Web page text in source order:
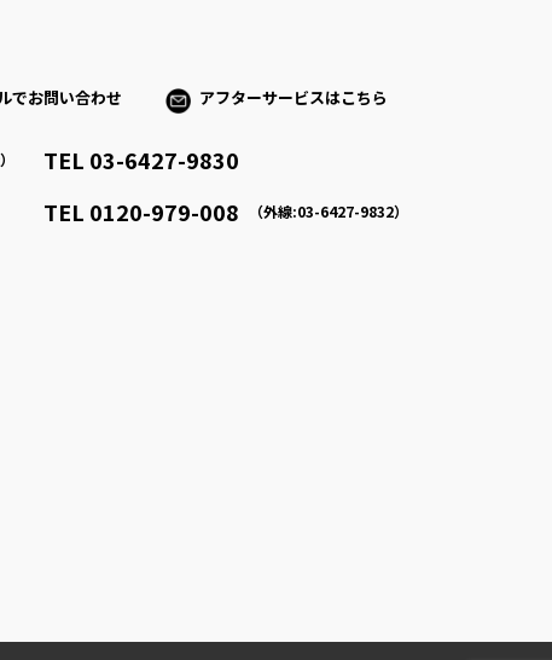
でお問い合わせ アフターサービスはこちら
TEL 03-6427-9830
TEL 0120-979-008 （外線:03-6427-9832）